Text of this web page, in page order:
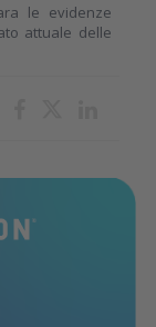
le evidenze
attuale delle